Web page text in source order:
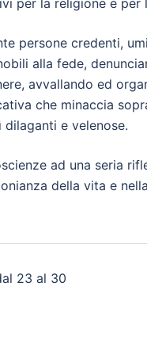
per la religione e per
persone credenti,
alla fede,
avvallando ed
che minaccia
e velenose.
ad una seria
della vita e
23 al 30